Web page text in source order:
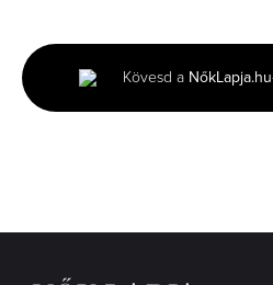
minutes,
35
seconds
Kövesd a NőkLapja.hu